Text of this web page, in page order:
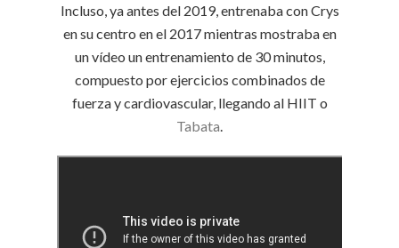
Incluso, ya antes del 2019, entrenaba con Crys
en su centro en el 2017 mientras mostraba en
un vídeo un entrenamiento de 30 minutos,
compuesto por ejercicios combinados de
fuerza y cardiovascular, llegando al HIIT o
Tabata.